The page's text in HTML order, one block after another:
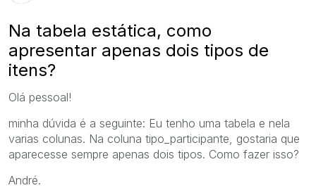
Na tabela estática, como
apresentar apenas dois tipos de
itens?
Olá pessoal!
minha dúvida é a seguinte: Eu tenho uma tabela e nela
varias colunas. Na coluna tipo_participante, gostaria que
aparecesse sempre apenas dois tipos. Como fazer isso?
André.